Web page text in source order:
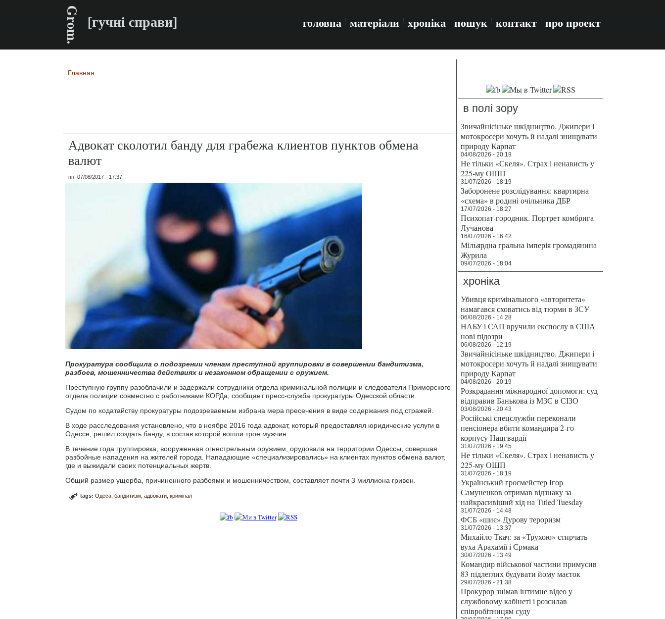
Grom. [гучні справи] головна матеріали хроніка пошук контакт про проект
Вы здесь
Главная
Адвокат сколотил банду для грабежа клиентов пунктов обмена
валют
пн, 07/08/2017 - 17:37
Прокуратура сообщила о подозрении членам преступной группировки в совершении бандитизма,
разбоев, мошенничества действиях и незаконном обращении с оружием.
Преступную группу разоблачили и задержали сотрудники отдела криминальной полиции и следователи Приморского
отдела полиции совместно с работниками КОРДа, сообщает пресс-служба прокуратуры Одесской области.
Судом по ходатайству прокуратуры подозреваемым избрана мера пресечения в виде содержания под стражей.
В ходе расследования установлено, что в ноябре 2016 года адвокат, который предоставлял юридические услуги в
Одессе, решил создать банду, в состав которой вошли трое мужчин.
В течение года группировка, вооруженная огнестрельным оружием, орудовала на территории Одессы, совершая
разбойные нападения на жителей города. Нападающие «специализировались» на клиентах пунктов обмена валют,
где и выжидали своих потенциальных жертв.
Общий размер ущерба, причиненного разбоями и мошенничеством, составляет почти 3 миллиона гривен.
tags: Одеса бандитизм адвокати кримінал
в полі зору
Звичайнісіньке шкідництво. Джипери і
мотокросери хочуть й надалі знищувати
природу Карпат
04/08/2026 - 20:19
Не тільки «Скеля». Страх і ненависть у
225-му ОШП
31/07/2026 - 18:19
Заборонене розслідування: квартирна
«схема» в родині очільника ДБР
17/07/2026 - 18:27
Психопат-городник. Портрет комбрига
Лучанова
16/07/2026 - 16:42
Мільярдна гральна імперія громадянина
Журила
09/07/2026 - 18:04
хроніка
Убивця кримінального «авторитета»
намагався сховатись від тюрми в ЗСУ
06/08/2026 - 14:28
НАБУ і САП вручили експослу в США
нові підозри
06/08/2026 - 12:19
Звичайнісіньке шкідництво. Джипери і
мотокросери хочуть й надалі знищувати
природу Карпат
04/08/2026 - 20:19
Розкрадання міжнародної допомоги: суд
відправив Банькова із МЗС в СІЗО
03/08/2026 - 20:43
Російські спецслужби переконали
пенсіонера вбити командира 2-го
корпусу Нацгвардії
31/07/2026 - 19:45
Не тільки «Скеля». Страх і ненависть у
225-му ОШП
31/07/2026 - 18:19
Український гросмейстер Ігор
Самуненков отримав відзнаку за
найкрасивіший хід на Titled Tuesday
31/07/2026 - 14:48
ФСБ «шиє» Дурову тероризм
31/07/2026 - 13:37
Михайло Ткач: за «Трухою» стирчать
вуха Арахамії і Єрмака
30/07/2026 - 13:49
Командир військової частини примусив
83 підлеглих будувати йому маєток
29/07/2026 - 21:38
Прокурор знімав інтимне відео у
службовому кабінеті і розсилав
співробітницям суду